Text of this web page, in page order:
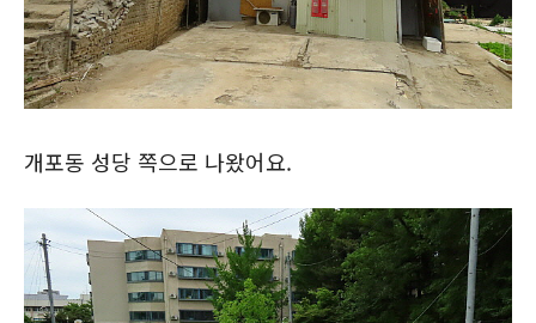
개포동 성당 쪽으로 나왔어요.